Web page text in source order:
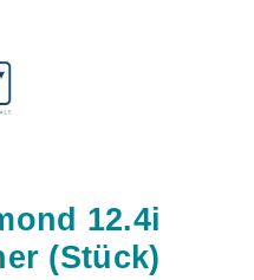
12.4i
(Stück)